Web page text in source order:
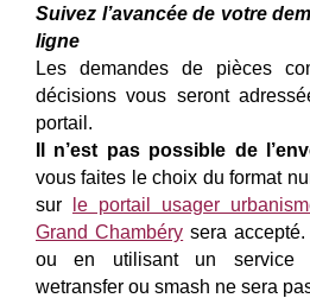
Suivez l’avancée de votre
ligne
Les demandes de pièces
décisions vous seront
portail.
Il n’est pas possible de
vous faites le choix du format
sur
le portail usager
Grand Chambéry sera
ou en utilisant un service
wetransfer ou smash ne sera